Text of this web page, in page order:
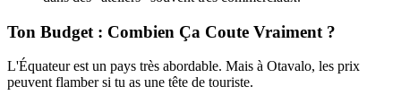
Ton Budget : Combien Ça Coute Vraiment ?
L'Équateur est un pays très abordable. Mais à Otavalo, les prix
peuvent flamber si tu as une tête de touriste.